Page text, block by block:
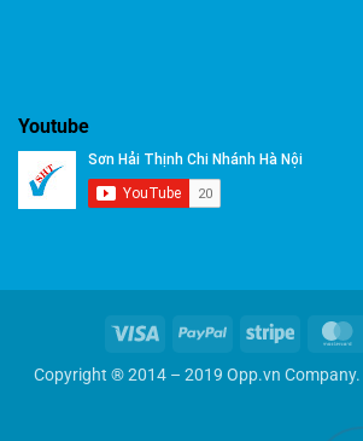
Youtube
Visa PayPal Stripe
Copyright ® 2014 – 2019 Opp.vn Company.